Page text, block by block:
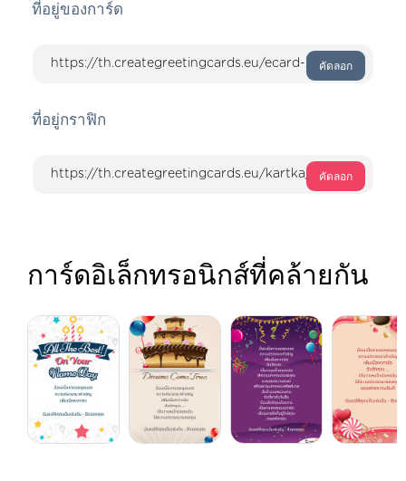
ที่อยู่ของการ์ด
คัดลอก
ที่อยู่กราฟิก
คัดลอก
การ์ดอิเล็กทรอนิกส์ที่คล้ายกัน